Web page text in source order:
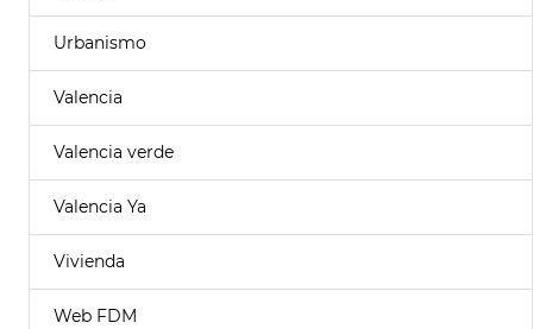
Urbanismo
Valencia
Valencia verde
Valencia Ya
Vivienda
Web FDM